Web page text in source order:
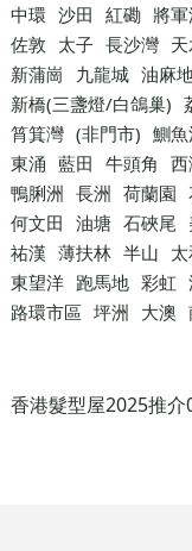
中環 沙田 紅磡 將軍
佐敦 太子 長沙灣
新蒲崗
九龍城 油麻
新橋(三盞燈/白鴿巢)
筲箕灣 (非門市) 鰂魚
東涌 藍田 牛頭角
鴨脷洲 長洲 荷蘭園
何文田 油塘 石硤尾
祐漢 薄扶林 半山
東望洋 跑馬地 彩虹
路環市區 坪洲 大澳
香港髮型屋2025推介